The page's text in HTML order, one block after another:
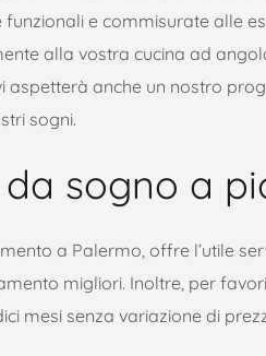
e commisurate alle
alla vostra cucina ad
aspetterà anche un nostro
sogni.
sogno a
a Palermo, offre l’utile
migliori. Inoltre, per
mesi senza variazione di